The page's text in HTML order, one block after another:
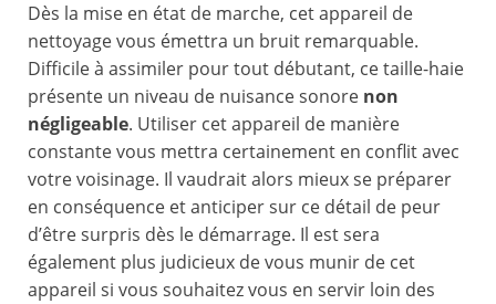
Dès la mise en état de marche, cet appareil de
nettoyage vous émettra un bruit remarquable.
Difficile à assimiler pour tout débutant, ce taille-haie
présente un niveau de nuisance sonore non
négligeable. Utiliser cet appareil de manière
constante vous mettra certainement en conflit avec
votre voisinage. Il vaudrait alors mieux se préparer
en conséquence et anticiper sur ce détail de peur
d’être surpris dès le démarrage. Il est sera
également plus judicieux de vous munir de cet
appareil si vous souhaitez vous en servir loin des